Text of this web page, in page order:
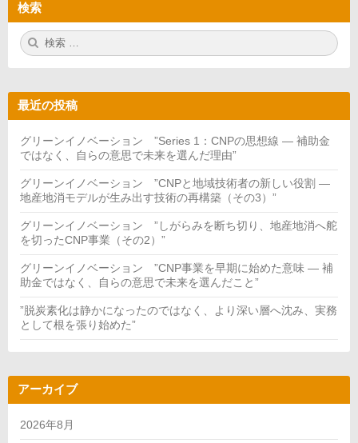
検索
検
索:
最近の投稿
グリーンイノベーション ”Series 1：CNPの思想線 — 補助金
ではなく、自らの意思で未来を選んだ理由”
グリーンイノベーション ”CNPと地域技術者の新しい役割 —
地産地消モデルが生み出す技術の再構築（その3）”
グリーンイノベーション ”しがらみを断ち切り、地産地消へ舵
を切ったCNP事業（その2）”
グリーンイノベーション ”CNP事業を早期に始めた意味 — 補
助金ではなく、自らの意思で未来を選んだこと”
”脱炭素化は静かになったのではなく、より深い層へ沈み、実務
として根を張り始めた”
アーカイブ
2026年8月